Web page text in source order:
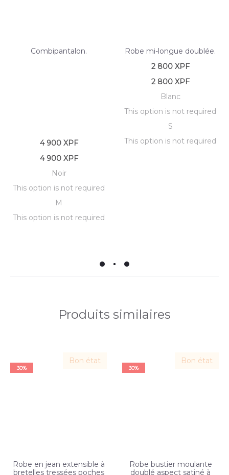
Combipantalon.
4 900 XPF
4 900 XPF
Noir
This option is not required
M
This option is not required
Robe mi-longue doublée.
2 800 XPF
2 800 XPF
Blanc
This option is not required
S
This option is not required
Produits similaires
Bon état
30%
Robe en jean extensible à
bretelles tressées poches
Bon état
30%
Robe bustier moulante
doublé aspect satiné à